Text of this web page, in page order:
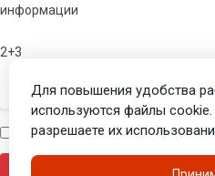
информации
2+3
Я человек
Для повышения удобства
используются файлы
разрешаете их